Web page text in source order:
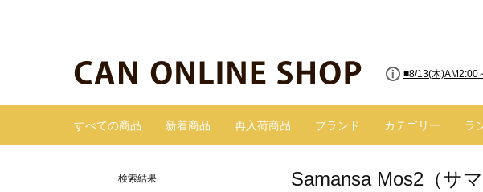
■8/13(木)AM2:00
すべての商品 新着商品 再入荷商品 ブランド カテゴリー ラ
検索結果 Samansa Mos2（サ